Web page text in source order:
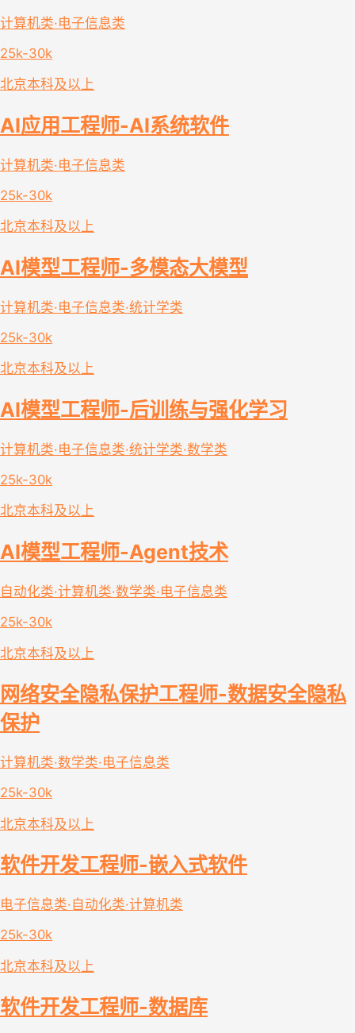
计算机类·电子信息类
25k-30k
北京本科及以上
AI应用工程师-AI系统软件
计算机类·电子信息类
25k-30k
北京本科及以上
AI模型工程师-多模态大模型
计算机类·电子信息类·统计学类
25k-30k
北京本科及以上
AI模型工程师-后训练与强化学习
计算机类·电子信息类·统计学类·数学类
25k-30k
北京本科及以上
AI模型工程师-Agent技术
自动化类·计算机类·数学类·电子信息类
25k-30k
北京本科及以上
网络安全隐私保护工程师-数据安全隐私
保护
计算机类·数学类·电子信息类
25k-30k
北京本科及以上
软件开发工程师-嵌入式软件
电子信息类·自动化类·计算机类
25k-30k
北京本科及以上
软件开发工程师-数据库